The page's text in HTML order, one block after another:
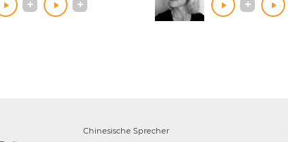
Chinesische Sprecher